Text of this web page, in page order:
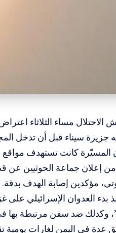
الاحتلال مساء الثلاثاء
سيناء قبل أن تدخل
من إعلان جماعة الحوثيين
مؤكدين إصابة الهدف بدقة.
بدء العدوان الإسرائيلي على
وكذلك ضد سفن مرتبطة بها
عدة في اليمن لغارات يومية